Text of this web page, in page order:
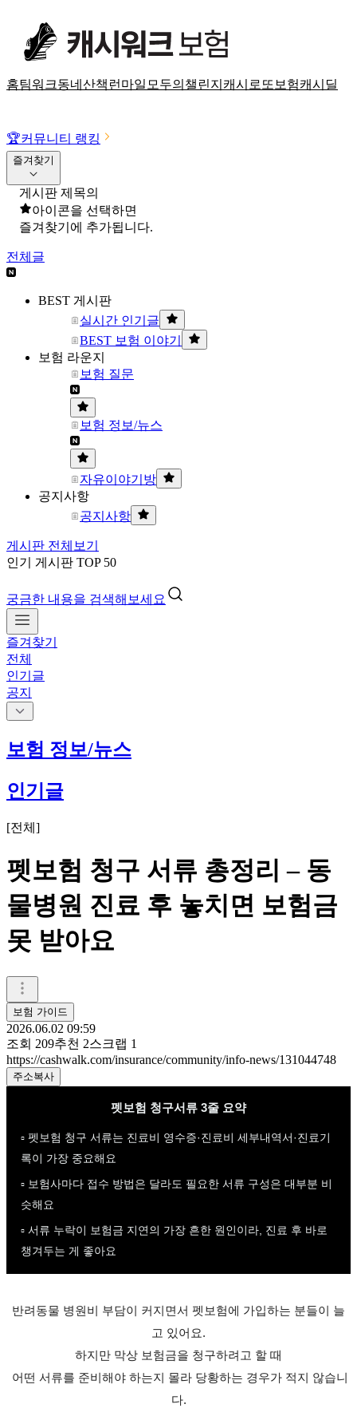
홈팀워크동네산책 런마일 모두의챌린지 캐시로또 보험캐시딜
🏆커뮤니티 랭킹
즐겨찾기
게시판 제목의
아이콘을 선택하면
즐겨찾기에 추가됩니다.
전체글
BEST 게시판
실시간 인기글
BEST 보험 이야기
보험 라운지
보험 질문
보험 정보/뉴스
자유이야기방
공지사항
공지사항
게시판 전체보기
인기 게시판 TOP 50
궁금한 내용을 검색해보세요
즐겨찾기
전체
인기글
공지
보험 정보/뉴스
인기글
[전체 ]
펫보험 청구 서류 총정리 – 동
물병원 진료 후 놓치면 보험금
못 받아요
보험 가이드
2026.06.02 09:59
조회 209추천 2스크랩 1
https://cashwalk.com/insurance/community/info-news/131044748
주소복사
펫보험 청구서류 3줄 요약
▫️ 펫보험 청구 서류는 진료비 영수증·진료비 세부내역서·진료기
록이 가장 중요해요
▫️ 보험사마다 접수 방법은 달라도 필요한 서류 구성은 대부분 비
슷해요
▫️ 서류 누락이 보험금 지연의 가장 흔한 원인이라, 진료 후 바로
챙겨두는 게 좋아요
반려동물 병원비 부담이 커지면서 펫보험에 가입하는 분들이 늘
고 있어요.
하지만 막상 보험금을 청구하려고 할 때
어떤 서류를 준비해야 하는지 몰라 당황하는 경우가 적지 않습니
다.